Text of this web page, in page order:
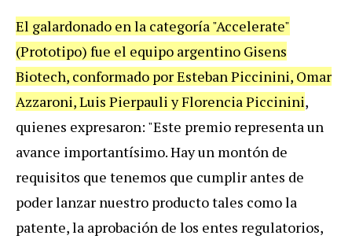
El galardonado en la categoría "Accelerate"
(Prototipo) fue el equipo argentino Gisens
Biotech, conformado por Esteban Piccinini, Omar
Azzaroni, Luis Pierpauli y Florencia Piccinini,
quienes expresaron: "Este premio representa un
avance importantísimo. Hay un montón de
requisitos que tenemos que cumplir antes de
poder lanzar nuestro producto tales como la
patente, la aprobación de los entes regulatorios,